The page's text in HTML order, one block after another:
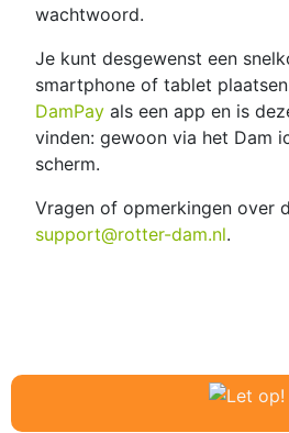
wachtwoord.
Je kunt desgewenst een
smartphone of tablet
DamPay als een app en is
vinden: gewoon via het Dam
scherm.
Vragen of opmerkingen over
support@rotter-dam.nl.